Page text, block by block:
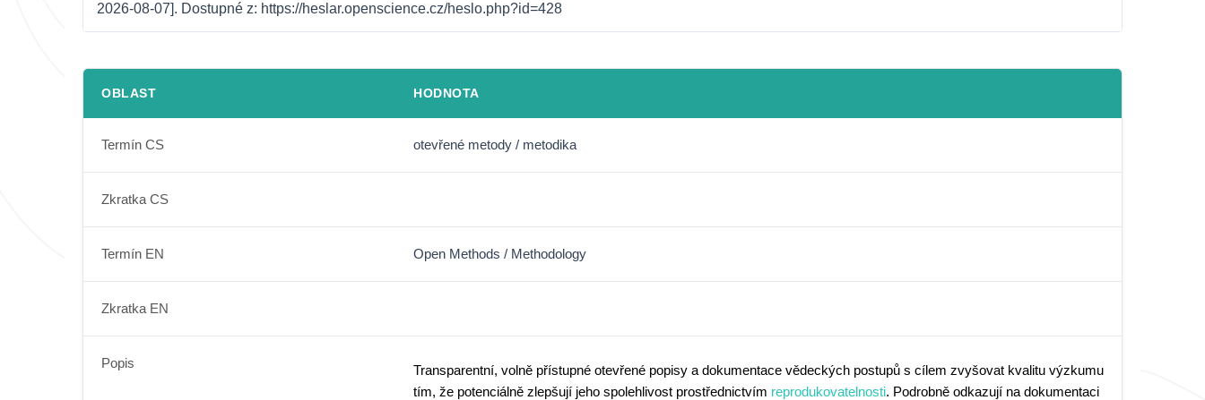
2026-08-07]. Dostupné z: https://heslar.openscience.cz/heslo.php?id=428
OBLAST HODNOTA
Termín CS otevřené metody / metodika
Zkratka CS
Termín EN Open Methods / Methodology
Zkratka EN
Popis
Transparentní, volně přístupné otevřené popisy a dokumentace vědeckých postupů s cílem zvyšovat kvalitu výzkumu
tím, že potenciálně zlepšují jeho spolehlivost prostřednictvím reprodukovatelnosti. Podrobně odkazují na dokumentaci